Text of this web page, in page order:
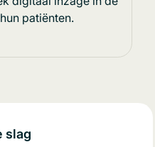
patiënten.
slag